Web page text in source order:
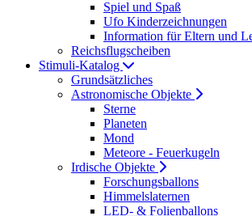
Spiel und Spaß
Ufo Kinderzeichnungen
Information für Eltern und
Reichsflugscheiben
Stimuli-Katalog
Grundsätzliches
Astronomische Objekte
Sterne
Planeten
Mond
Meteore - Feuerkugeln
Irdische Objekte
Forschungsballons
Himmelslaternen
LED- & Folienballons